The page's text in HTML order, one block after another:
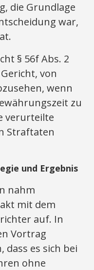
die Grundlage
war,
§ 56f Abs. 2
von
wenn
zu
verurteilte
Straftaten
und Ergebnis
nahm
mit dem
auf. In
Vortrag
dass es sich bei
ohne